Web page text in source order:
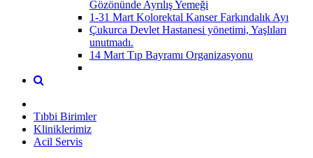
Gözönünde Ayrılış Yemeği
1-31 Mart Kolorektal Kanser Farkındalık Ayı
Çukurca Devlet Hastanesi yönetimi, Yaşlıları
unutmadı.
14 Mart Tıp Bayramı Organizasyonu
Tıbbi Birimler
Kliniklerimiz
Acil Servis